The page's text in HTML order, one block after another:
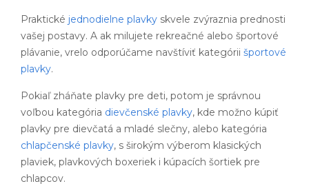
Praktické jednodielne plavky skvele zvýraznia prednosti
vašej postavy. A ak milujete rekreačné alebo športové
plávanie, vrelo odporúčame navštíviť kategórii športové
plavky.
Pokiaľ zháňate plavky pre deti, potom je správnou
voľbou kategória dievčenské plavky, kde možno kúpiť
plavky pre dievčatá a mladé slečny, alebo kategória
chlapčenské plavky, s širokým výberom klasických
plaviek, plavkových boxeriek i kúpacích šortiek pre
chlapcov.